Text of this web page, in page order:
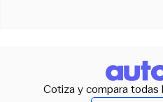
Cotiza y compara todas